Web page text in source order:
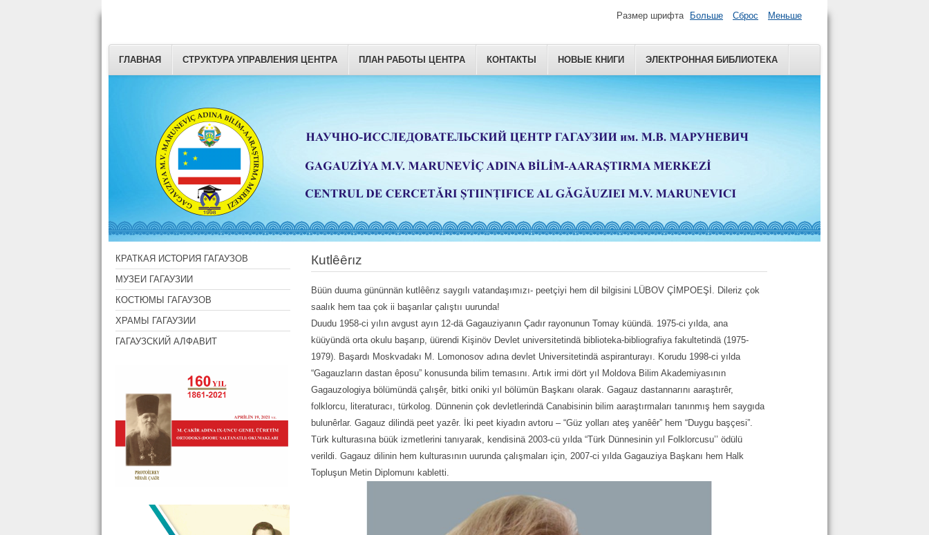
ГЛАВНАЯ СТРУКТУРА УПРАВЛЕНИЯ ЦЕНТРА ПЛАН РАБОТЫ ЦЕНТРА КОНТАКТЫ НОВЫЕ КНИГИ ЭЛЕКТРОННАЯ БИБЛИОТЕКА
Размер шрифта Больше Сброс Меньше
КРАТКАЯ ИСТОРИЯ ГАГАУЗОВ
МУЗЕИ ГАГАУЗИИ
КОСТЮМЫ ГАГАУЗОВ
ХРАМЫ ГАГАУЗИИ
ГАГАУЗСКИЙ АЛФАВИТ
Кutlȇȇrız
Büün duuma gününnän kutlȇȇrız saygılı vatandaşımızı- peetçiyi hem dil bilgisini LÜBOV ÇİMPOEŞİ. Dileriz çok
saalık hem taa çok ii başarılar çalıştıı uurunda!
Duudu 1958-ci yılın avgust ayın 12-dä Gagauziyanın Çadır rayonunun Tomay küündä. 1975-ci yılda, ana
küüyündä orta okulu başarıp, üürendi Kişinöv Devlet universitetindä biblioteka-bibliografiya fakultetindä (1975-
1979). Başardı Moskvadakı M. Lomonosov adına devlet Universitetindä aspiranturayı. Korudu 1998-ci yılda
“Gagauzların dastan êposu” konusunda bilim temasını. Artık irmi dört yıl Moldova Bilim Akademiyasının
Gagauzologiya bölümündä çalışêr, bitki oniki yıl bölümün Başkanı olarak. Gagauz dastannarını aaraştırêr,
folklorcu, literaturacı, türkolog. Dünnenin çok devletlerindä Canabisinin bilim aaraştırmaları tanınmış hem saygıda
bulunêrlar. Gagauz dilindä peet yazêr. İki peet kiyadın avtoru – “Güz yolları ateş yanȇȇr” hem “Duygu başçesi”.
Türk kulturasına büük izmetlerini tanıyarak, kendisinä 2003-cü yılda “Türk Dünnesinin yıl Folklorcusu’’ ödülü
verildi. Gagauz dilinin hem kulturasının uurunda çalışmaları için, 2007-ci yılda Gagauziya Başkanı hem Halk
Topluşun Metin Diplomunı kabletti.